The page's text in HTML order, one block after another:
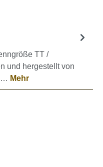
TT /
und hergestellt von
Mehr